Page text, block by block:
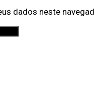
dados neste